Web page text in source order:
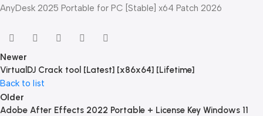
AnyDesk 2025 Portable for PC [Stable] x64 Patch 2026
Newer
VirtualDJ Crack tool [Latest] [x86x64] [Lifetime]
Back to list
Older
Adobe After Effects 2022 Portable + License Key Windows 11